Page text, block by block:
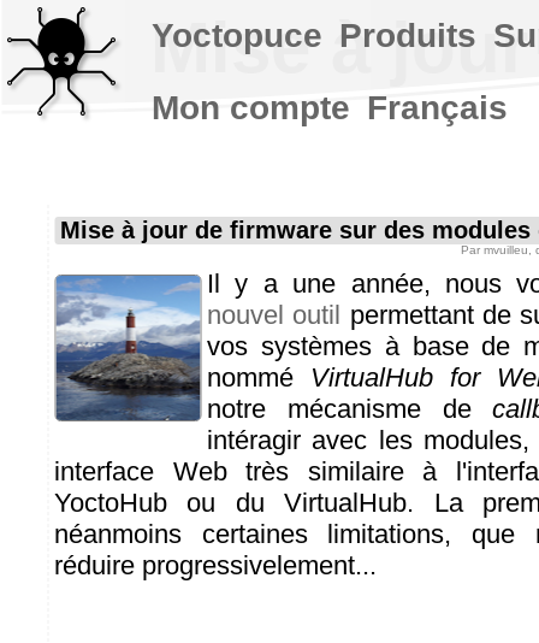
Mise à
Mise à jour de firmware sur des
Par mvuilleu
Il y a une année, nous
nouvel outil permettant de
vos systèmes à base de
nommé VirtualHub for
notre mécanisme de
intéragir avec les
interface Web très similaire à
YoctoHub ou du VirtualHub. La
néanmoins certaines limitations,
réduire progressivelement...
Yoctopuce Produits
Mon compte Français